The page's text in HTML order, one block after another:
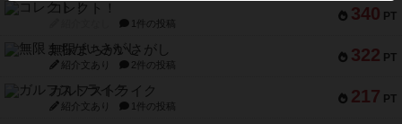
340 PT
コレクト！
1件の投稿
322 PT
無限まちがいさがし
紹介文あり 2件の投稿
217 PT
ガルフストライク
紹介文あり 1件の投稿